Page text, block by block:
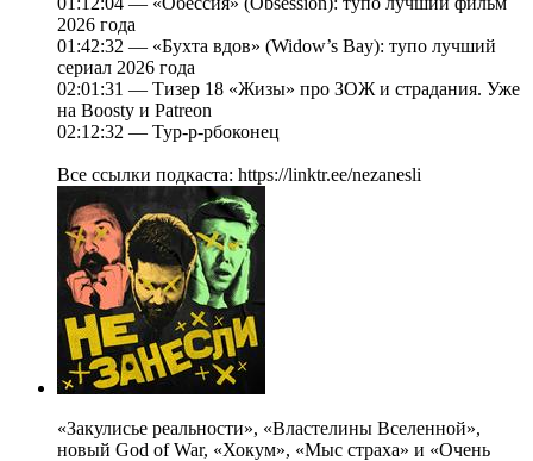
2026 года
01:42:32 — «Бухта вдов» (Widow’s Bay): тупо лучший
сериал 2026 года
02:01:31 — Тизер 18 «Жизы» про ЗОЖ и страдания. Уже
на Boosty и Patreon
02:12:32 — Тур-р-рбоконец
Все ссылки подкаста: https://linktr.ee/nezanesli
«Закулисье реальности», «Властелины Вселенной»,
новый God of War, «Хокум», «Мыс страха» и «Очень